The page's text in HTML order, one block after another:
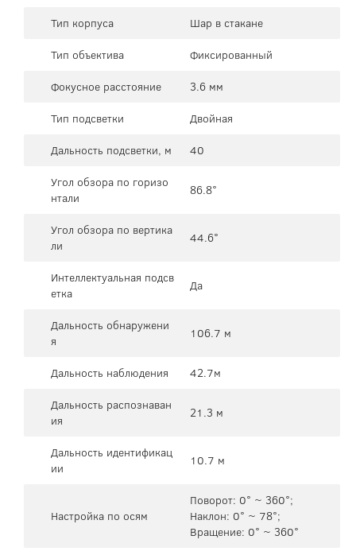
Тип корпуса
Шар в стакане
Тип объектива
Фиксированный
Фокусное расстояние
3.6 мм
Тип подсветки
Двойная
Дальность подсветки, м
40
Угол обзора по горизо
нтали
86.8°
Угол обзора по вертика
ли
44.6°
Интеллектуальная подсв
етка
Да
Дальность обнаружени
я
106.7 м
Дальность наблюдения
42.7м
Дальность распознаван
ия
21.3 м
Дальность идентификац
ии
10.7 м
Настройка по осям
Поворот: 0° ~ 360°;
Наклон: 0° ~ 78°;
Вращение: 0° ~ 360°